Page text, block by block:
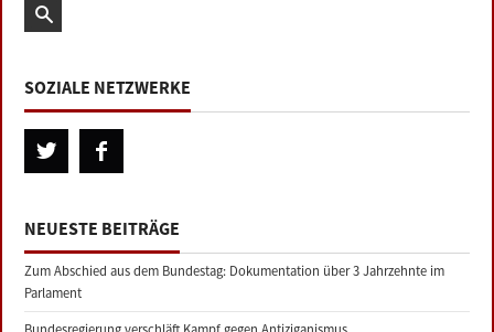
SOZIALE NETZWERKE
NEUESTE BEITRÄGE
Zum Abschied aus dem Bundestag: Dokumentation über 3 Jahrzehnte im
Parlament